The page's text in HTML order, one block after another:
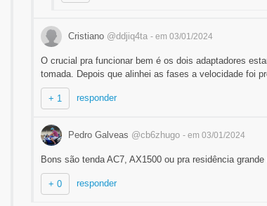
Cristiano @ddjiq4ta - em 03/01/2024
O crucial pra funcionar bem é os dois adaptadores
tomada. Depois que alinhei as fases a velocidade foi
+ 1 responder
Pedro Galveas @cb6zhugo - em 03/01/2024
Bons são tenda AC7, AX1500 ou pra residência
+ 0 responder